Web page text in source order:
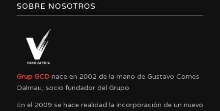
SOBRE NOSOTROS
Grup GCDnace en 2002 de la mano de Gustavo Comes
Dalmau, socio fundador del Grupo.
En el 2009 se hace realidad la incorporación de un nuevo